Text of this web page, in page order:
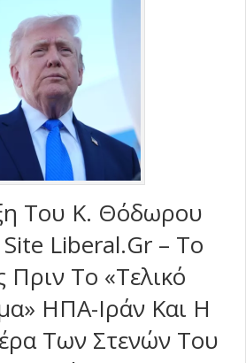
Του Κ. Θόδωρου
Site Liberal.gr – Το
Πριν Το «τελικό
ΗΠΑ-Ιράν Και Η
Των Στενών Του